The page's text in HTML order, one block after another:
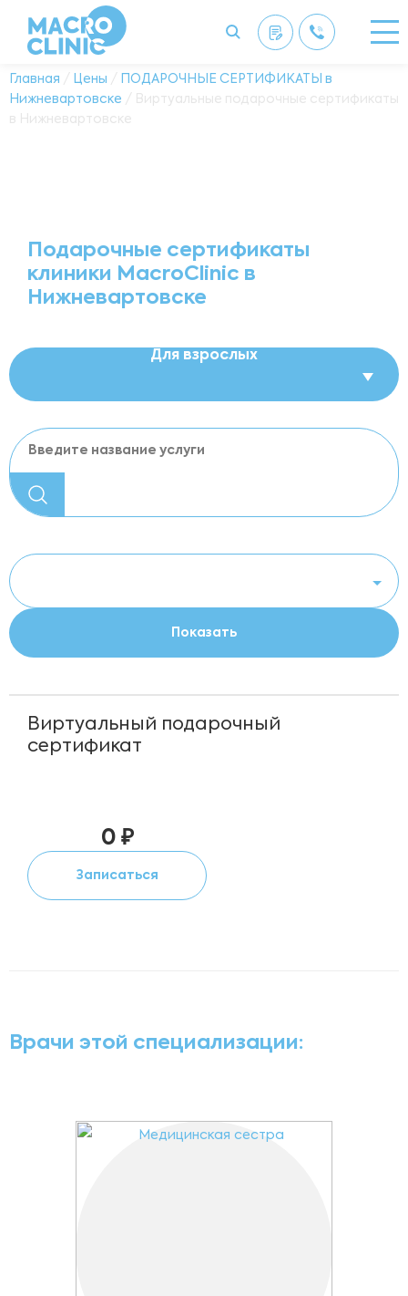
Главная / Цены /
ПОДАРОЧНЫЕ СЕРТИФИКАТЫ в
Нижневартовске / Виртуальные подарочные сертификаты
в Нижневартовске
Подарочные сертификаты
клиники MacroClinic в
Нижневартовске
Для взрослых
Виртуальный подарочный
сертификат
0 ₽
Записаться
Врачи этой специализации: